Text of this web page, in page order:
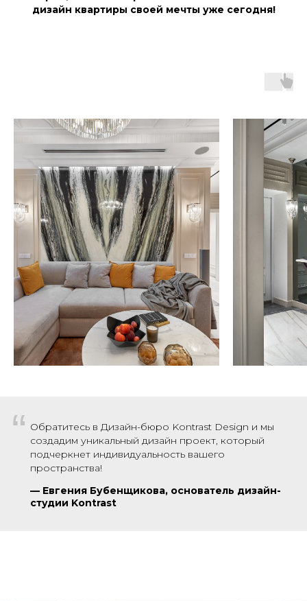
дизайн квартиры своей мечты уже сегодня!
“ Обратитесь в Дизайн-бюро Kontrast Design и мы
создадим уникальный дизайн проект, который
подчеркнет индивидуальность вашего
пространства!
— Евгения Бубенщикова, основатель дизайн-
студии Kontrast